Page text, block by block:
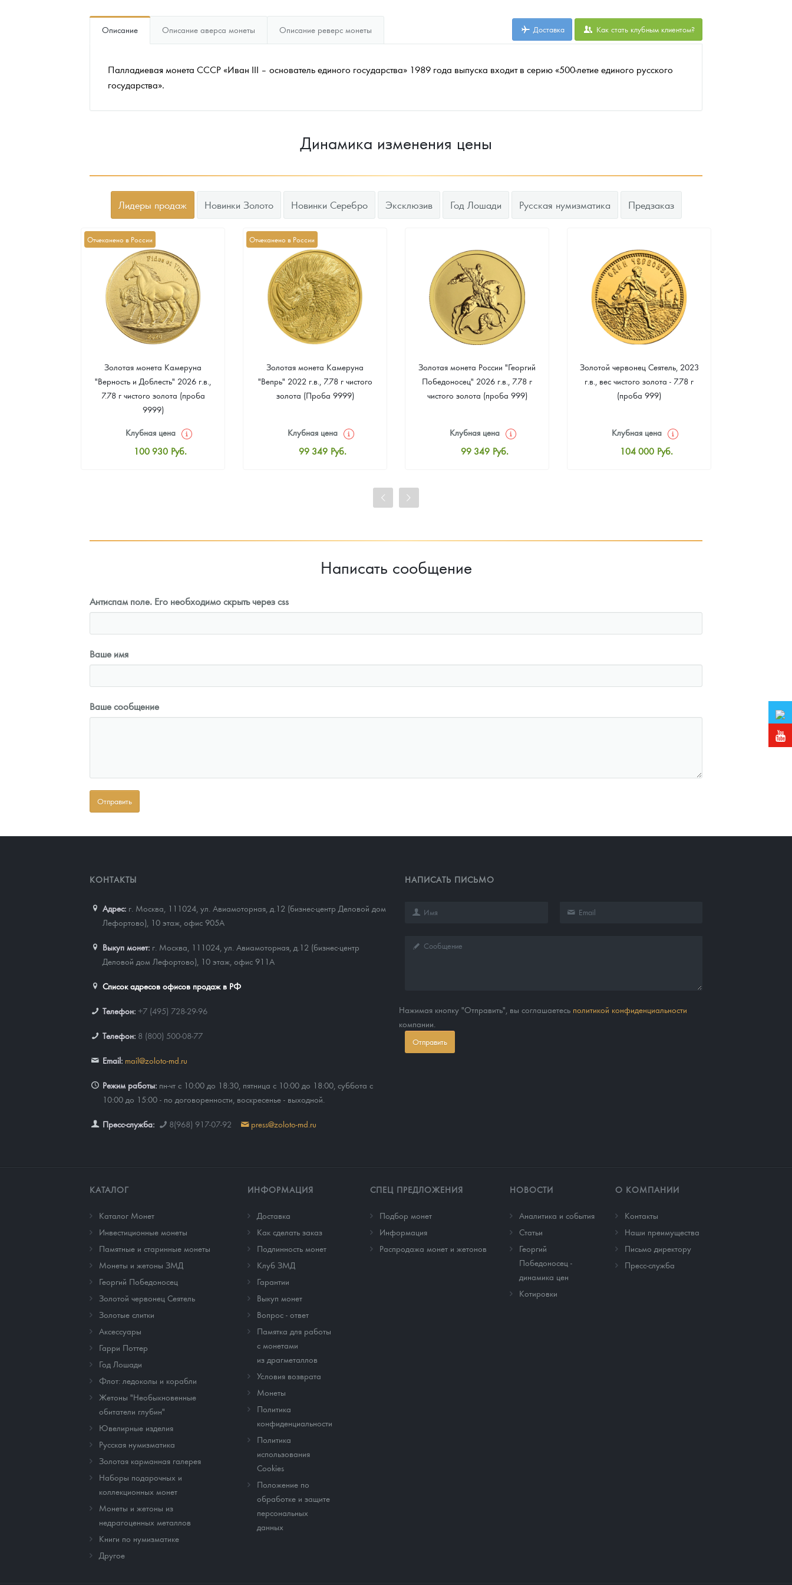
Наборы подарочных и коллекционных монет
Монеты и жетоны из недрагоценных металлов
Книги по нумизматике
Описание Описание аверса монеты Описание реверс монеты Доставка Как стать клубным клиентом?
Палладиевая монета СССР «Иван III – основатель единого государства» 1989 года выпуска входит в серию «500-летие единого русского
государства».
Динамика изменения цены
Лидеры продаж Новинки Золото Новинки Серебро Эксклюзив Год Лошади Русская нумизматика Предзаказ
Отчеканено в России
Золотая монета Камеруна
"Верность и Доблесть" 2026 г.в.,
7.78 г чистого золота (проба
9999)
Клубная цена
100 930 Руб.
Отчеканено в России
Золотая монета Камеруна
"Вепрь" 2022 г.в., 7.78 г чистого
золота (Проба 9999)
Клубная цена
99 349 Руб.
Золотая монета России "Георгий
Победоносец" 2026 г.в., 7.78 г
чистого золота (проба 999)
Клубная цена
99 349 Руб.
Золотой червонец Сеятель, 2023
г.в., вес чистого золота - 7.78 г
(проба 999)
Клубная цена
104 000 Руб.
Написать сообщение
Антиспам поле. Его необходимо скрыть через css
Ваше имя
Ваше сообщение
КОНТАКТЫ
Адрес: г. Москва, 111024 ул. Авиамоторная, д.12 (бизнес-центр Деловой дом
Лефортово), 10 этаж, офис 905А
Выкуп монет: г. Москва, 111024, ул. Авиамоторная, д.12 (бизнес-центр
Деловой дом Лефортово), 10 этаж, офис 911А
Список адресов офисов продаж в РФ
Телефон: +7 (495) 728-29-96
Телефон: 8 (800) 500-08-77
Email: mail@zoloto-md.ru
Режим работы: пн-чт с 10:00 до 18:30, пятница с 10:00 до 18:00, суббота с
10:00 до 15:00 - по договоренности, воскресенье - выходной.
Пресс-служба: 8(968) 917-07-92 press@zoloto-md.ru
НАПИСАТЬ ПИСЬМО
Нажимая кнопку "Отправить", вы соглашаетесь политикой конфиденциальности
компании.
Отправить
КАТАЛОГ
Каталог Монет
Инвестиционные монеты
Памятные и старинные монеты
Монеты и жетоны ЗМД
Георгий Победоносец
Золотой червонец Сеятель
Золотые слитки
Аксессуары
Гарри Поттер
Год Лошади
Флот: ледоколы и корабли
Жетоны "Необыкновенные
обитатели глубин"
Ювелирные изделия
Русская нумизматика
Золотая карманная галерея
Наборы подарочных и
коллекционных монет
Монеты и жетоны из
недрагоценных металлов
Книги по нумизматике
Другое
ИНФОРМАЦИЯ
Доставка
Как сделать заказ
Подлинность монет
Клуб ЗМД
Гарантии
Выкуп монет
Вопрос - ответ
Памятка для работы
с монетами
из драгметаллов
Условия возврата
Монеты
Политика
конфиденциальности
Политика
использования
Cookies
Положение по
обработке и защите
персональных
данных
СПЕЦ ПРЕДЛОЖЕНИЯ
Подбор монет
Информация
Распродажа монет и жетонов
НОВОСТИ
Аналитика и события
Cтатьи
Георгий
Победоносец -
динамика цен
Котировки
О КОМПАНИИ
Контакты
Наши преимущества
Письмо директору
Пресс-служба